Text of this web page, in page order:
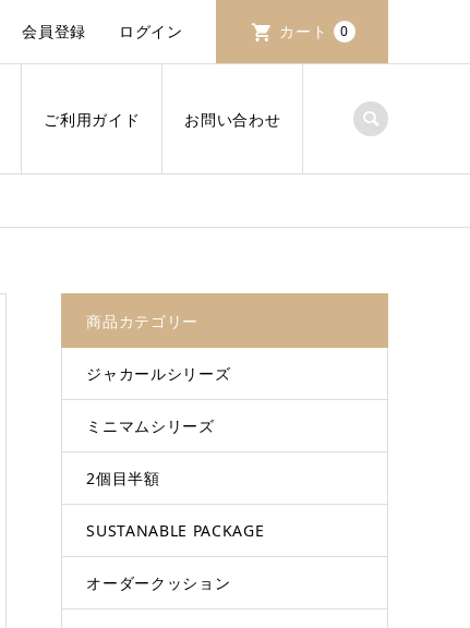
会員登録 ログイン カート 0
ご利用ガイド お問い合わせ
商品カテゴリー
ジャカールシリーズ
ミニマムシリーズ
2個目半額
SUSTANABLE PACKAGE
オーダークッション